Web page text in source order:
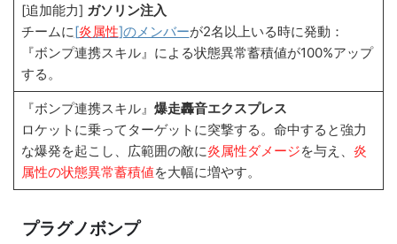
[追加能力] ガソリン注入
チームに[炎属性]のメンバーが2名以上いる時に発動：
『ボンプ連携スキル』による状態異常蓄積値が100%アップ
する。
『ボンプ連携スキル』 爆走轟音エクスプレス
ロケットに乗ってターゲットに突撃する。命中すると強力
な爆発を起こし、広範囲の敵に炎属性ダメージを与え、 炎
属性の状態異常蓄積値を大幅に増やす。
プラグノボンプ